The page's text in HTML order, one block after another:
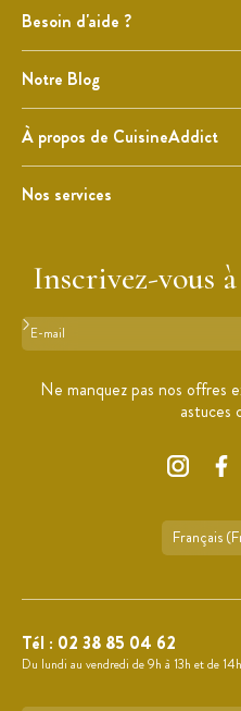
Besoin d'aide ?
Notre Blog
À propos de CuisineAddict
Nos services
Inscrivez-vous
Format : adresse@email.com
Ne manquez pas nos offres
astuces
Français
Tél : 02 38 85 04 62
Du lundi au vendredi de 9h à 13h et de